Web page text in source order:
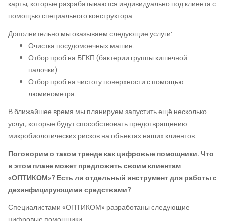
карты, которые разрабатываются индивидуально под клиента с
помощью специального конструктора.
Дополнительно мы оказываем следующие услуги:
Очистка посудомоечных машин.
Отбор проб на БГКП (бактерии группы кишечной
палочки).
Отбор проб на чистоту поверхности с помощью
люминометра.
В ближайшее время мы планируем запустить ещё несколько
услуг, которые будут способствовать предотвращению
микробиологических рисков на объектах наших клиентов.
Поговорим о таком тренде как цифровые помощники. Что
в этом плане может предложить своим клиентам
«ОПТИКОМ»? Есть ли отдельный инструмент для работы с
дезинфицирующими средствами?
Специалистами «ОПТИКОМ» разработаны следующие